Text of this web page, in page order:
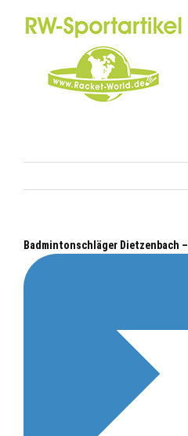
Badmintonschläger Dietzenbach –